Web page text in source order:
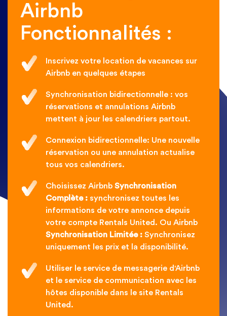
Airbnb
Fonctionnalités :
Inscrivez votre location de vacances sur
Airbnb en quelques étapes
Synchronisation bidirectionnelle : vos
réservations et annulations Airbnb
mettent à jour les calendriers partout.
Connexion bidirectionnelle: Une nouvelle
réservation ou une annulation actualise
tous vos calendriers.
Choisissez Airbnb Synchronisation
Complète : synchronisez toutes les
informations de votre annonce depuis
votre compte Rentals United. Ou Airbnb
Synchronisation Limitée : Synchronisez
uniquement les prix et la disponibilité.
Utiliser le service de messagerie d'Airbnb
et le service de communication avec les
hôtes disponible dans le site Rentals
United.